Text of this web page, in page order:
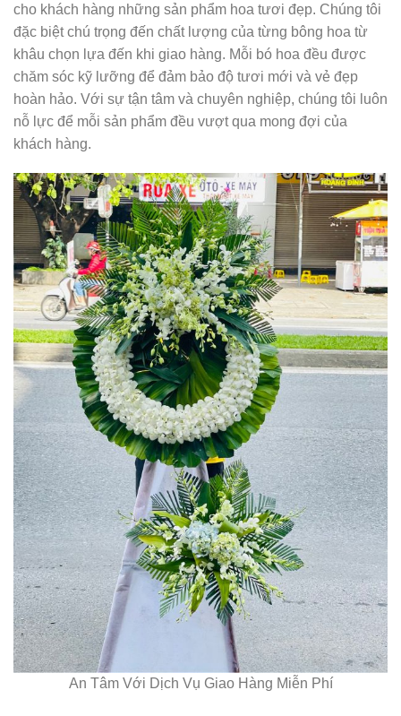
cho khách hàng những sản phẩm hoa tươi đẹp. Chúng tôi
đặc biệt chú trọng đến chất lượng của từng bông hoa từ
khâu chọn lựa đến khi giao hàng. Mỗi bó hoa đều được
chăm sóc kỹ lưỡng để đảm bảo độ tươi mới và vẻ đẹp
hoàn hảo. Với sự tận tâm và chuyên nghiệp, chúng tôi luôn
nỗ lực để mỗi sản phẩm đều vượt qua mong đợi của
khách hàng.
An Tâm Với Dịch Vụ Giao Hàng Miễn Phí